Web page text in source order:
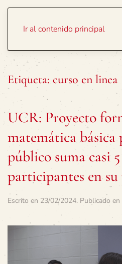
Ir al contenido principal
Etiqueta: curso en linea
UCR: Proyecto
matemática básica
público suma casi
participantes en
Escrito en 23/02/2024. Publicado en